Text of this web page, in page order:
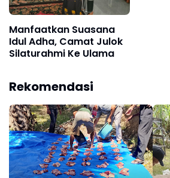
Manfaatkan Suasana
Idul Adha, Camat Julok
Silaturahmi Ke Ulama
Rekomendasi